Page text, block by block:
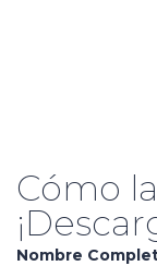
Cómo
Nombre